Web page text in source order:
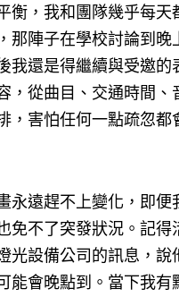
衡，我和團隊幾乎每天
那陣子在學校討論到晚
我還是得繼續與受邀的
，從曲目、交通時間、
，害怕任何一點疏忽都
永遠趕不上變化，即便
免不了突發狀況。記得
光設備公司的訊息，說
能會晚點到。當下我有